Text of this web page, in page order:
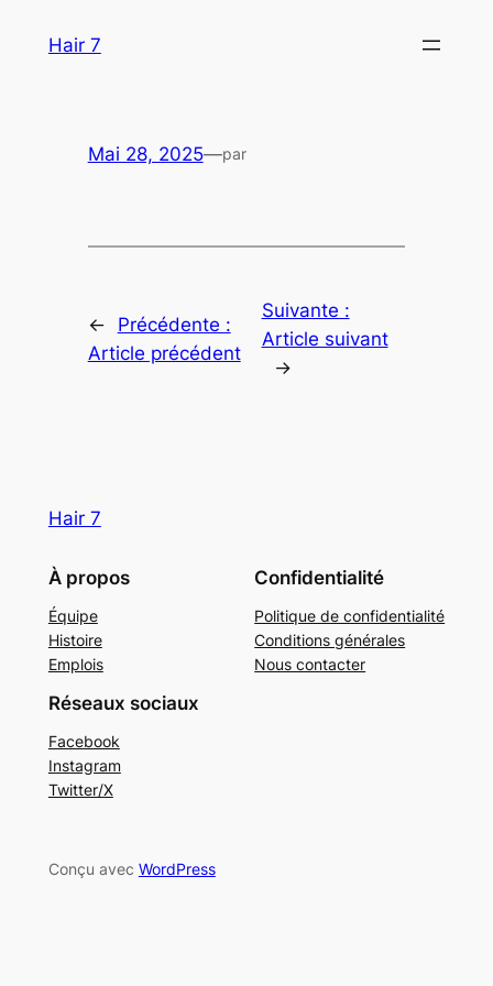
Hair 7
Mai 28, 2025—par
←
Précédente :
Article précédent
Suivante :
Article suivant
→
Hair 7
À propos
Équipe
Histoire
Emplois
Confidentialité
Politique de confidentialité
Conditions générales
Nous contacter
Réseaux sociaux
Facebook
Instagram
Twitter/X
Conçu avec WordPress